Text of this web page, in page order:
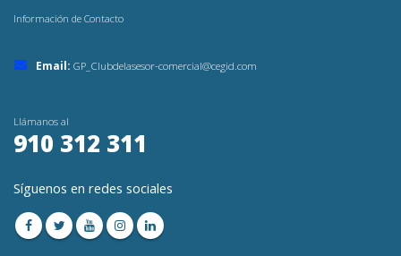
Información de Contacto
Email: GP_Clubdelasesor-comercial@cegid.com
Llámanos al
910 312 311
Síguenos en redes sociales